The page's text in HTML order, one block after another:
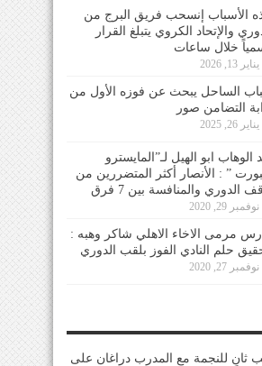
الأسباب إنسحب فريق البرج من
والإتحاد الكروي يتبلغ القرار
خلال ساعات
يناير 13, 2026
الساحل يبحث عن فوزه الأول من
التضامن صور
يناير 26, 2025
الوهاب ابو الهيل لـ”المايسترو
” : الأنصار أكثر المتضررين من
الدوري والمنافسة بين 7 فرق
نوفمبر 29, 2020
مرمى الاخاء الاهلي شاكر وهبه :
حلم النادي الفوز بلقب الدوري
نوفمبر 27, 2020
ثانٍ للنجمة مع المدرب دراغان على